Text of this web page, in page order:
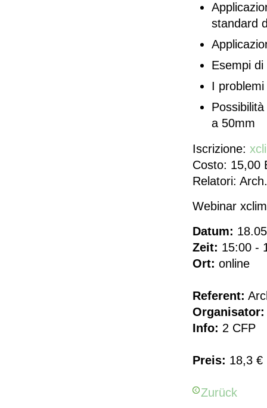
standard
Esempi
I
a 50mm
Iscrizione:
Costo: 15,00
Relatori:
Webinar
Datum:
Zeit: 15:00 -
Ort: online
Referent:
Organisator:
Info: 2 CFP
Preis: 18,3 €
Zurück